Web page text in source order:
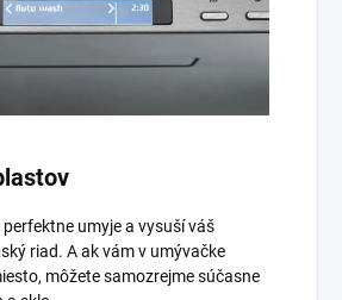
umyje a vysuší váš
riad. A ak vám v umývačke
môžete samozrejme súčasne